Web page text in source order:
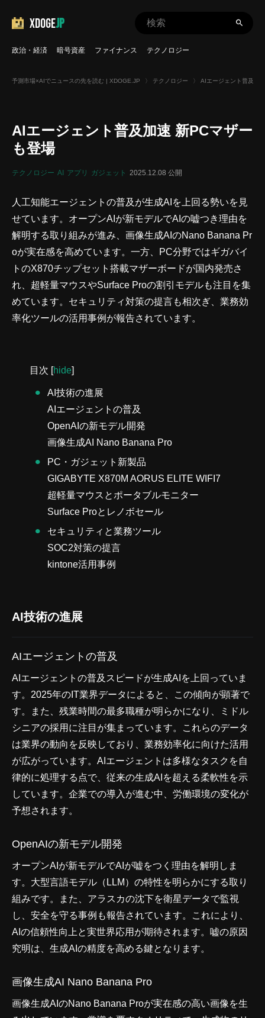
XDOGEJP
政治・経済 暗号資産 ファイナンス テクノロジー
予測市場×AIでニュースの先を読む | XDOGE.JP 〉 テクノロジー 〉 AIエージェント普及加
AIエージェント普及加速 新PCマザー
も登場
テクノロジー AI アプリ ガジェット 2025.12.08 公開
人工知能エージェントの普及が生成AIを上回る勢いを見
せています。オープンAIが新モデルでAIの嘘つき理由を
解明する取り組みが進み、画像生成AIのNano Banana Pr
oが実在感を高めています。一方、PC分野ではギガバイ
トのX870チップセット搭載マザーボードが国内発売さ
れ、超軽量マウスやSurface Proの割引モデルも注目を集
めています。セキュリティ対策の提言も相次ぎ、業務効
率化ツールの活用事例が報告されています。
目次 [hide]
AI技術の進展
AIエージェントの普及
OpenAIの新モデル開発
画像生成AI Nano Banana Pro
PC・ガジェット新製品
GIGABYTE X870M AORUS ELITE WIFI7
超軽量マウスとポータブルモニター
Surface Proとレノボセール
セキュリティと業務ツール
SOC2対策の提言
kintone活用事例
AI技術の進展
AIエージェントの普及
AIエージェントの普及スピードが生成AIを上回っていま
す。2025年のIT業界データによると、この傾向が顕著で
す。また、残業時間の最多職種が明らかになり、ミドル
シニアの採用に注目が集まっています。これらのデータ
は業界の動向を反映しており、業務効率化に向けた活用
が広がっています。AIエージェントは多様なタスクを自
律的に処理する点で、従来の生成AIを超える柔軟性を示
しています。企業での導入が進む中、労働環境の変化が
予想されます。
OpenAIの新モデル開発
オープンAIが新モデルでAIが嘘をつく理由を解明しま
す。大型言語モデル（LLM）の特性を明らかにする取り
組みです。また、アラスカの沈下を衛星データで監視
し、安全を守る事例も報告されています。これにより、
AIの信頼性向上と実世界応用が期待されます。嘘の原因
究明は、生成AIの精度を高める鍵となります。
画像生成AI Nano Banana Pro
画像生成AIのNano Banana Proが実在感の高い画像を生